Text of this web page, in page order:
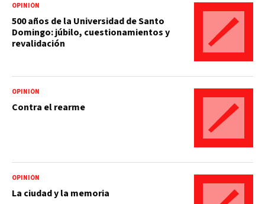
OPINIÓN
500 años de la Universidad de Santo
Domingo: júbilo, cuestionamientos y
revalidación
OPINIÓN
Contra el rearme
OPINIÓN
La ciudad y la memoria